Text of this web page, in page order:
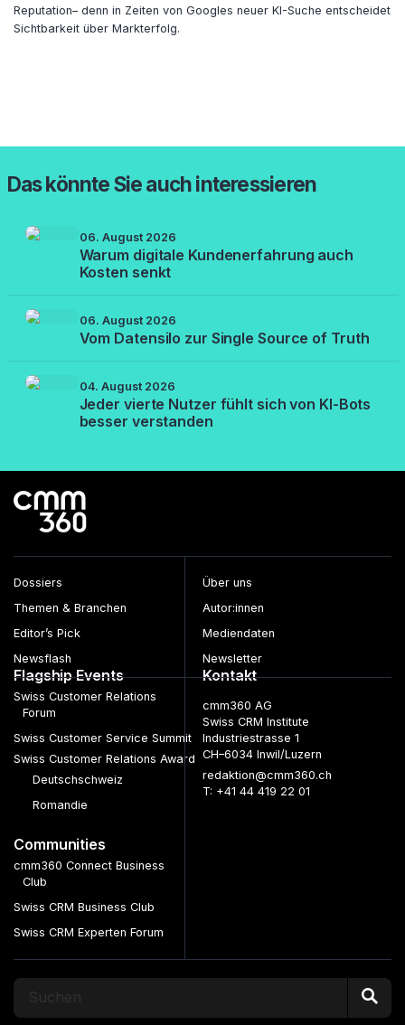
Reputation– denn in Zeiten von Googles neuer KI-Suche entscheidet
Sichtbarkeit über Markterfolg.
Das könnte Sie auch interessieren
06. August 2026
Warum digitale Kundenerfahrung auch
Kosten senkt
06. August 2026
Vom Datensilo zur Single Source of Truth
04. August 2026
Jeder vierte Nutzer fühlt sich von KI-Bots
besser verstanden
Dossiers
Themen & Branchen
Editor’s Pick
Newsflash
Über uns
Autor:innen
Mediendaten
Newsletter
Flagship Events
Swiss Customer Relations
Forum
Swiss Customer Service Summit
Swiss Customer Relations Award
Deutschschweiz
Romandie
Communities
cmm360 Connect Business
Club
Swiss CRM Business Club
Swiss CRM Experten Forum
Kontakt
cmm360 AG
Swiss CRM Institute
Industriestrasse 1
CH–6034 Inwil/Luzern
redaktion@cmm360.ch
T: +41 44 419 22 01